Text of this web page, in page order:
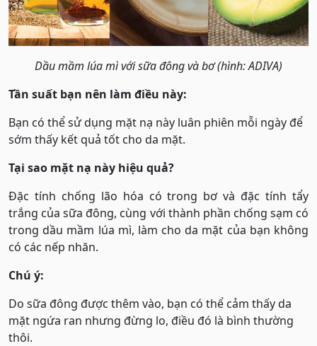
Dầu mầm lúa mì với sữa đông và bơ (hình: ADIVA)
Tần suất bạn nên làm điều này:
Bạn có thể sử dụng mặt nạ này luân phiên mỗi ngày để
sớm thấy kết quả tốt cho da mặt.
Tại sao mặt nạ này hiệu quả?
Đặc tính chống lão hóa có trong bơ và đặc tính tẩy
trắng của sữa đông, cùng với thành phần chống sạm có
trong dầu mầm lúa mì, làm cho da mặt của bạn không
có các nếp nhăn.
Chú ý:
Do sữa đông được thêm vào, bạn có thể cảm thấy da
mặt ngứa ran nhưng đừng lo, điều đó là bình thường
thôi.